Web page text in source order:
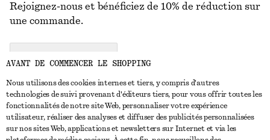
NOUS CONTACTER
Nous contacter Instagram
SERVICE CLIENT
Rejoignez-nous et bénéficiez de 10% de réduction sur
une commande.
AVANT DE COMMENCER LE SHOPPING
Nous utilisons des cookies internes et tiers, y compris d'autres
technologies de suivi provenant d'éditeurs tiers, pour vous offrir toutes les
fonctionnalités de notre site Web, personnaliser votre expérience
utilisateur, réaliser des analyses et diffuser des publicités personnalisées
sur nos sites Web, applications et newsletters sur Internet et via les